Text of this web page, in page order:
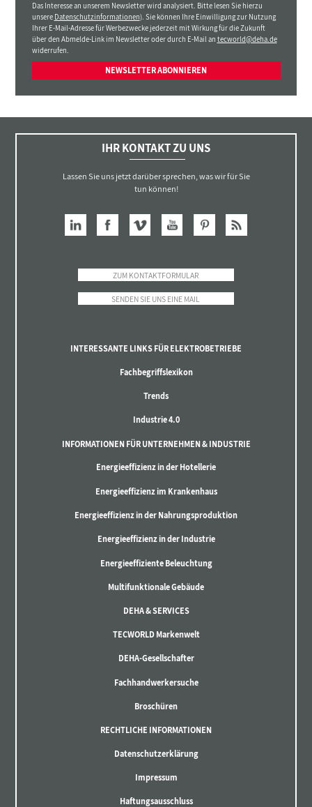
Das Interesse an unserem Newsletter wird analysiert. Bitte lesen Sie hierzu
unsere Datenschutzinformationen). Sie können Ihre Einwilligung zur Nutzung
Ihrer E-Mail-Adresse für Werbezwecke jederzeit mit Wirkung für die Zukunft
über den Abmelde-Link im Newsletter oder durch E-Mail an tecworld@deha.de
widerrufen.
NEWSLETTER ABONNIEREN
IHR KONTAKT ZU UNS
Lassen Sie uns jetzt darüber sprechen, was wir für Sie
tun können!
ZUM KONTAKTFORMULAR
SENDEN SIE UNS EINE MAIL
INTERESSANTE LINKS FÜR ELEKTROBETRIEBE
Fachbegriffslexikon
Trends
Industrie 4.0
INFORMATIONEN FÜR UNTERNEHMEN & INDUSTRIE
Energieeffizienz in der Hotellerie
Energieeffizienz im Krankenhaus
Energieeffizienz in der Nahrungsproduktion
Energieeffizienz in der Industrie
Energieeffiziente Beleuchtung
Multifunktionale Gebäude
DEHA & SERVICES
TECWORLD Markenwelt
DEHA-Gesellschafter
Fachhandwerkersuche
Broschüren
RECHTLICHE INFORMATIONEN
Datenschutzerklärung
Impressum
Haftungsausschluss